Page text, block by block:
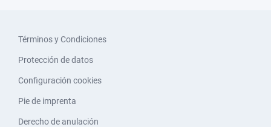
Términos y Condiciones
Protección de datos
Configuración cookies
Pie de imprenta
Derecho de anulación